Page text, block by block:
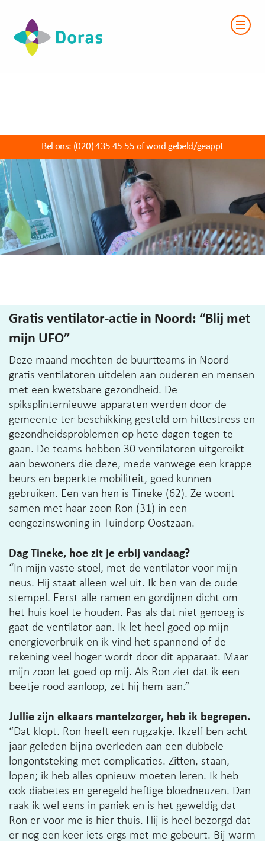
Bel ons: (020) 435 45 55 of word gebeld/geappt
Gratis ventilator-actie in Noord: “Blij met
mijn UFO”
Deze maand mochten de buurtteams in Noord
gratis ventilatoren uitdelen aan ouderen en mensen
met een kwetsbare gezondheid. De
spiksplinternieuwe apparaten werden door de
gemeente ter beschikking gesteld om hittestress en
gezondheidsproblemen op hete dagen tegen te
gaan. De teams hebben 30 ventilatoren uitgereikt
aan bewoners die deze, mede vanwege een krappe
beurs en beperkte mobiliteit, goed kunnen
gebruiken. Een van hen is Tineke (62). Ze woont
samen met haar zoon Ron (31) in een
eengezinswoning in Tuindorp Oostzaan.
Dag Tineke, hoe zit je erbij vandaag?
“In mijn vaste stoel, met de ventilator voor mijn
neus. Hij staat alleen wel uit. Ik ben van de oude
stempel. Eerst alle ramen en gordijnen dicht om
het huis koel te houden. Pas als dat niet genoeg is
gaat de ventilator aan. Ik let heel goed op mijn
energieverbruik en ik vind het spannend of de
rekening veel hoger wordt door dit apparaat. Maar
mijn zoon let goed op mij. Als Ron ziet dat ik een
beetje rood aanloop, zet hij hem aan.”
Jullie zijn elkaars mantelzorger, heb ik begrepen.
“Dat klopt. Ron heeft een rugzakje. Ikzelf ben acht
jaar geleden bijna overleden aan een dubbele
longontsteking met complicaties. Zitten, staan,
lopen; ik heb alles opnieuw moeten leren. Ik heb
ook diabetes en geregeld heftige bloedneuzen. Dan
raak ik wel eens in paniek en is het geweldig dat
Ron er voor me is hier thuis. Hij is heel bezorgd dat
er nog een keer iets ergs met me gebeurt. Bij warm